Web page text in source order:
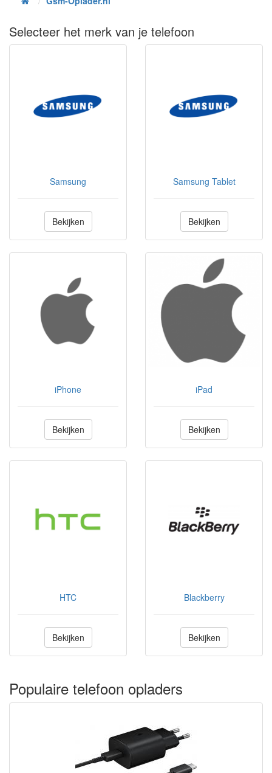
Selecteer het merk van je telefoon
Samsung
Bekijken
Samsung Tablet
Bekijken
iPhone
Bekijken
iPad
Bekijken
HTC
Bekijken
Blackberry
Bekijken
Populaire telefoon opladers